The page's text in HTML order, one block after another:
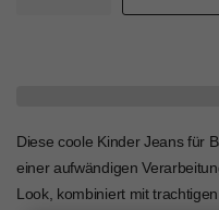
Diese coole Kinder Jeans für
einer aufwändigen
Look, kombiniert mit